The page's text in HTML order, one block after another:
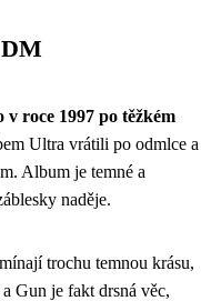
roce 1997 po těžkém
Ultra vrátili po odmlce a
Album je temné a
naděje.
trochu temnou krásu,
Gun je fakt drsná věc,